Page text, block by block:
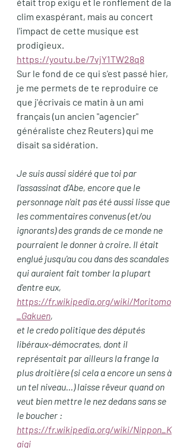
clim exaspérant, mais au concert
l'impact de cette musique est
prodigieux.
https://youtu.be/7vjY1TW28q8
Sur le fond de ce qui s'est passé hier,
je me permets de te reproduire ce
que j'écrivais ce matin à un ami
français (un ancien "agencier"
généraliste chez Reuters) qui me
disait sa sidération.
Je suis aussi sidéré que toi par
l'assassinat d'Abe, encore que le
personnage n'ait pas été aussi lisse que
les commentaires convenus (et/ou
ignorants) des grands de ce monde ne
pourraient le donner à croire. Il était
englué jusqu'au cou dans des scandales
qui auraient fait tomber la plupart
d'entre eux,
https://fr.wikipedia.org/wiki/Moritomo
_Gakuen,
et le credo politique des députés
libéraux-démocrates, dont il
représentait par ailleurs la frange la
plus droitière (si cela a encore un sens à
un tel niveau...) laisse rêveur quand on
veut bien mettre le nez dedans sans se
le boucher :
https://fr.wikipedia.org/wiki/Nippon_K
aigi